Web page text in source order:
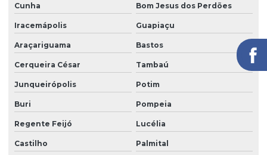
Serviço de portaria e zeladoria
Serviço de terceirização de limpeza
Serviço terceirizado de limpeza
Serviço de zelador condomínio
Serviço de zelador terceirizado
Serviços de facilities
Cunha Bom Jesus dos Perdões
Iracemápolis Guapiaçu
Araçariguama Bastos
Cerqueira César Tambaú
Junqueirópolis Potim
Buri Pompeia
Regente Feijó Lucélia
Castilho Palmital